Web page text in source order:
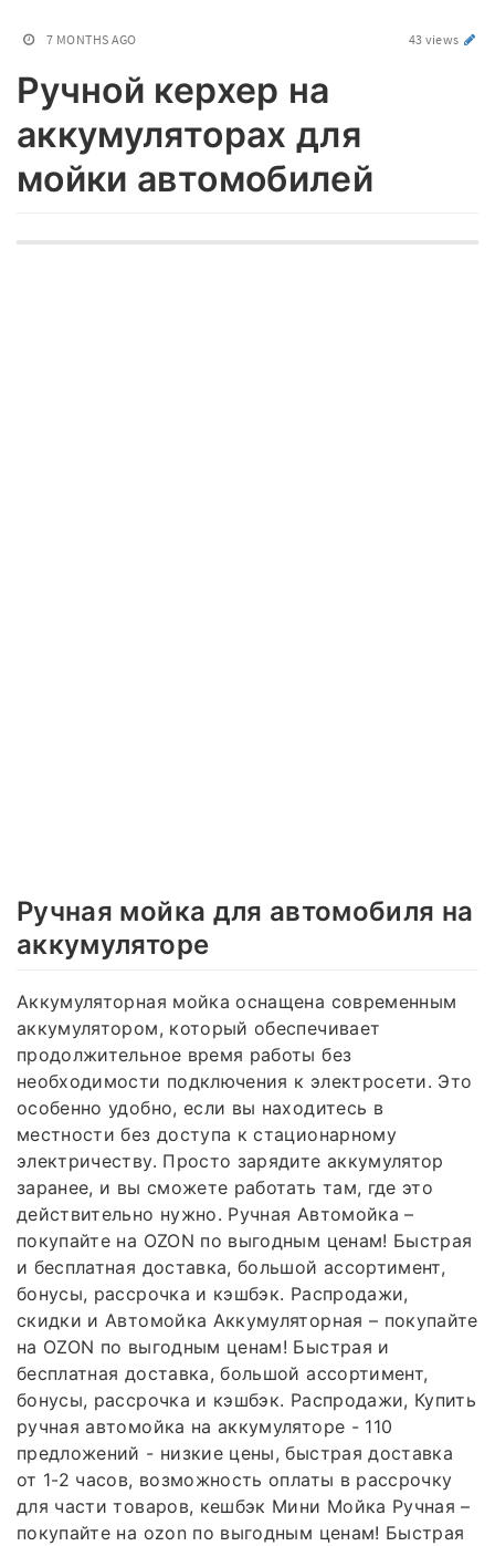
7 MONTHS AGO 43 views
Ручной керхер на
аккумуляторах для
мойки автомобилей
Ручная мойка для автомобиля на
аккумуляторе
Аккумуляторная мойка оснащена современным
аккумулятором, который обеспечивает
продолжительное время работы без
необходимости подключения к электросети. Это
особенно удобно, если вы находитесь в
местности без доступа к стационарному
электричеству. Просто зарядите аккумулятор
заранее, и вы сможете работать там, где это
действительно нужно. Ручная Автомойка –
покупайте на OZON по выгодным ценам! Быстрая
и бесплатная доставка, большой ассортимент,
бонусы, рассрочка и кэшбэк. Распродажи,
скидки и Автомойка Аккумуляторная – покупайте
на OZON по выгодным ценам! Быстрая и
бесплатная доставка, большой ассортимент,
бонусы, рассрочка и кэшбэк. Распродажи, Купить
ручная автомойка на аккумуляторе - 110
предложений - низкие цены, быстрая доставка
от 1-2 часов, возможность оплаты в рассрочку
для части товаров, кешбэк Мини Мойка Ручная –
покупайте на ozon по выгодным ценам! Быстрая